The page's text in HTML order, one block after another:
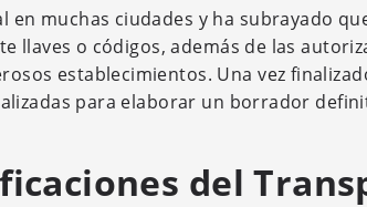
en muchas ciudades y ha subrayado
llaves o códigos, además de las
establecimientos. Una vez
para elaborar un borrador
del